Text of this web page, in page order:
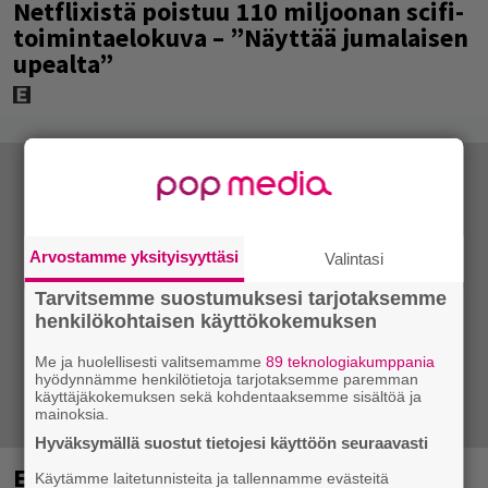
Netflixistä poistuu 110 miljoonan scifi-
toimintaelokuva – ”Näyttää jumalaisen
upealta”
Eppu Normaali soitti viimeisen
Arvostamme yksityisyyttäsi Valintasi
Tarvitsemme suostumuksesi tarjotaksemme
henkilökohtaisen käyttökokemuksen
Me ja huolellisesti valitsemamme89 teknologiakumppania
hyödynnämme henkilötietoja tarjotaksemme paremman
käyttäjäkokemuksen sekä kohdentaaksemme sisältöä ja
mainoksia.
Hyväksymällä suostut tietojesi käyttöön seuraavasti
Käytämme laitetunnisteita ja tallennamme evästeitä